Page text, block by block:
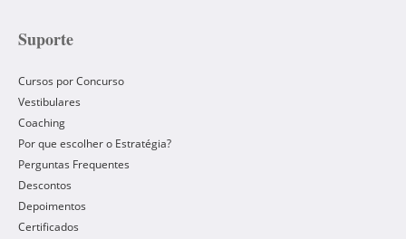
Suporte
Cursos por Concurso
Vestibulares
Coaching
Por que escolher o Estratégia?
Perguntas Frequentes
Descontos
Depoimentos
Certificados